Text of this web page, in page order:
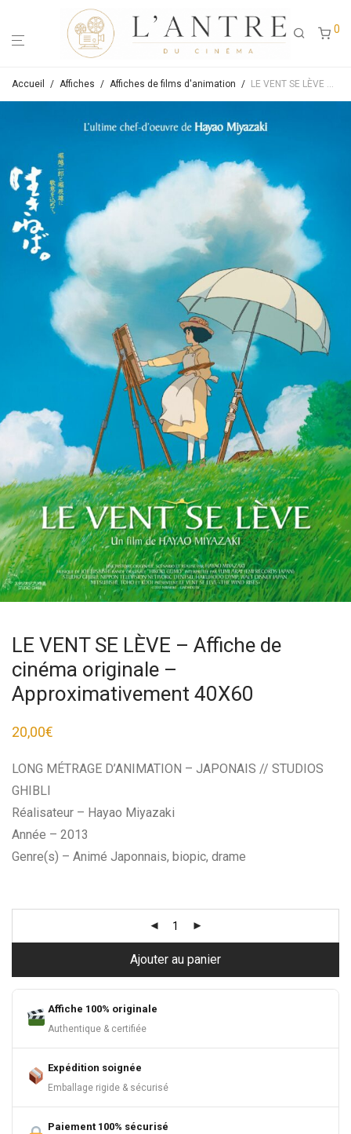
0
Accueil / Affiches / Affiches de films d'animation / LE VENT SE LÈVE – Affiche de cinéma originale – Approximativement 40X60
LE VENT SE LÈVE – Affiche de
cinéma originale –
Approximativement 40X60
20,00€
LONG MÉTRAGE D’ANIMATION – JAPONAIS // STUDIOS
GHIBLI
Réalisateur – Hayao Miyazaki
Année – 2013
Genre(s) – Animé Japonnais, biopic, drame
Ajouter au panier
Affiche 100% originale
Authentique & certifiée
Expédition soignée
Emballage rigide & sécurisé
Paiement 100% sécurisé